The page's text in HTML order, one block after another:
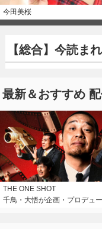
今田美桜
【総合】今読ま
最新＆おすすめ
THE ONE SHOT
千鳥・大悟が企画・プロデュ